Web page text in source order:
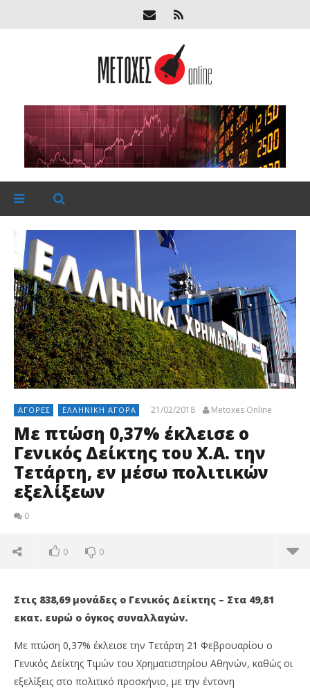
ΑΓΟΡΈΣ ΕΛΛΗΝΙΚΉ ΑΓΟΡΆ 21/02/2018 Metoxes Online
Με πτώση 0,37% έκλεισε ο
Γενικός Δείκτης του Χ.Α. την
Τετάρτη, εν μέσω πολιτικών
εξελίξεων
0
0 0
Στις 838,69 μονάδες ο Γενικός Δείκτης – Στα 49,81
εκατ. ευρώ ο όγκος συναλλαγών.
Με πτώση 0,37% έκλεισε την Τετάρτη 21 Φεβρουαρίου ο
Γενικός Δείκτης Τιμών του Χρηματιστηρίου Αθηνών, καθώς οι
εξελίξεις στο πολιτικό προσκήνιο, με την έντονη